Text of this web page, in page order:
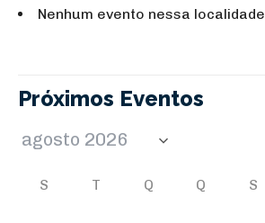
Nenhum evento nessa localidade
Próximos Eventos
S T Q Q S